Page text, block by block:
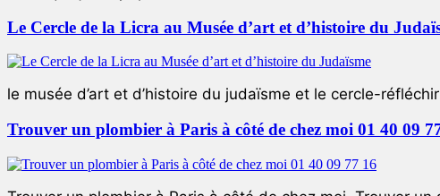
Le Cercle de la Licra au Musée d’art et d’histoire du
le musée d’art et d’histoire du judaïsme et le cercle-
Trouver un plombier à Paris à côté de chez moi 01 40 09